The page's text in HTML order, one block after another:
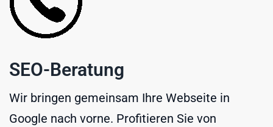
SEO-Beratung
Wir bringen gemeinsam Ihre Webseite in
Google nach vorne. Profitieren Sie von